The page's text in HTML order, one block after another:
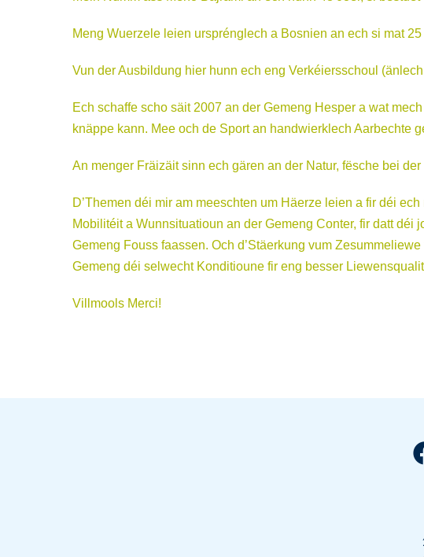
Meng Wuerzele leien ursprénglech a Bosnien an ech si mat
Vun der Ausbildung hier hunn ech eng Verkéiersschoul
Ech schaffe scho säit 2007 an der Gemeng Hesper a wat
knäppe kann. Mee och de Sport an handwierklech Aarbechte
An menger Fräizäit sinn ech gären an der Natur, fësche bei
D’Themen déi mir am meeschten um Häerze leien a fir déi
Mobilitéit a Wunnsituatioun an der Gemeng Conter, fir datt
Gemeng Fouss faassen. Och d’Stäerkung vum
Gemeng déi selwecht Konditioune fir eng besser
Villmools Merci!